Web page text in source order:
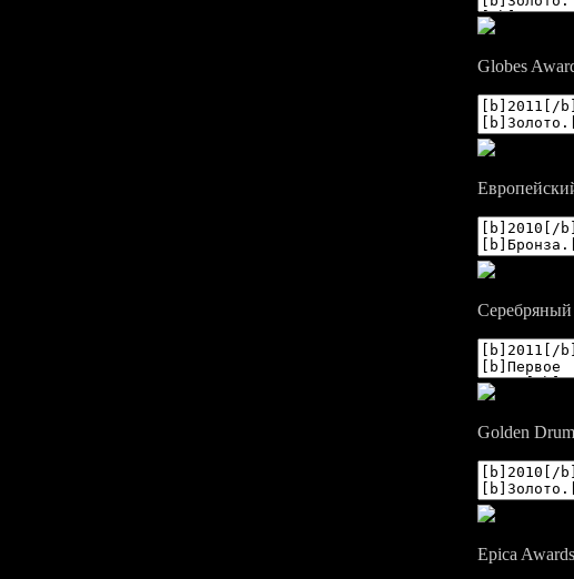
Globes
Golden Drum
Epica Awards